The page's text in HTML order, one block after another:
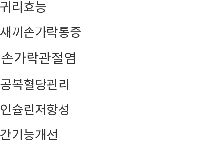
귀리효능
새끼손가락통증
손가락관절염
공복혈당관리
인슐린저항성
간기능개선